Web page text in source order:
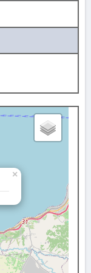
×